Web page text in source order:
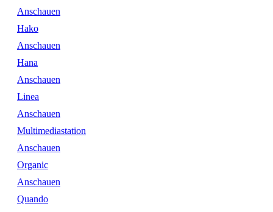
Anschauen
Hako
Anschauen
Hana
Anschauen
Linea
Anschauen
Multimediastation
Anschauen
Organic
Anschauen
Quando